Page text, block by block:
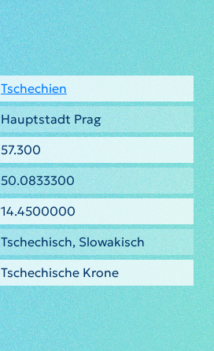
Tschechien
Hauptstadt Prag
57.300
50.0833300
14.4500000
Tschechisch, Slowakisch
Tschechische Krone